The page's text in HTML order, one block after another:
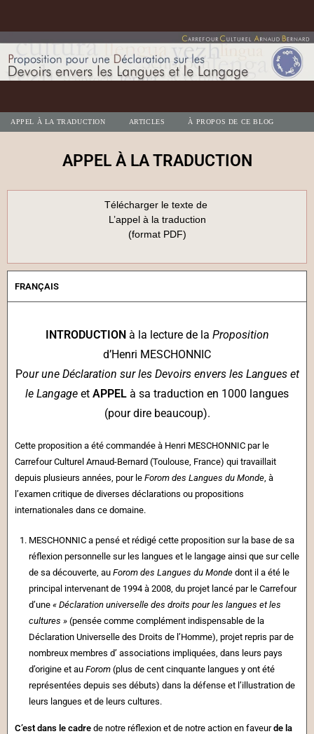
APPEL À LA TRADUCTION ARTICLES À PROPOS DE CE BLOG
APPEL À LA TRADUCTION
Télécharger le texte de
L’appel à la traduction
(format PDF)
FRANÇAIS
INTRODUCTION à la lecture de la Proposition
d’Henri MESCHONNIC
Pour une Déclaration sur les Devoirs envers les Langues et
le Langage et APPEL à sa traduction en 1000 langues
(pour dire beaucoup).
Cette proposition a été commandée à Henri MESCHONNIC par le
Carrefour Culturel Arnaud-Bernard (Toulouse, France) qui travaillait
depuis plusieurs années, pour le Forom des Langues du Monde, à
l’examen critique de diverses déclarations ou propositions
internationales dans ce domaine.
MESCHONNIC a pensé et rédigé cette proposition sur la base de sa
réflexion personnelle sur les langues et le langage ainsi que sur celle
de sa découverte, au Forom des Langues du Monde dont il a été le
principal intervenant de 1994 à 2008, du projet lancé par le Carrefour
d’une « Déclaration universelle des droits pour les langues et les
cultures » (pensée comme complément indispensable de la
Déclaration Universelle des Droits de l’Homme), projet repris par de
nombreux membres d’ associations impliquées, dans leurs pays
d’origine et au Forom (plus de cent cinquante langues y ont été
représentées depuis ses débuts) dans la défense et l’illustration de
leurs langues et de leurs cultures.
C’est dans le cadre de notre réflexion et de notre action en faveurde la